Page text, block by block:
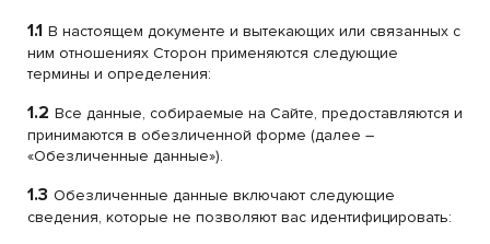
1.1 В настоящем документе и вытекающих или связанных с
ним отношениях Сторон применяются следующие
термины и определения:
1.2 Все данные, собираемые на Сайте, предоставляются и
принимаются в обезличенной форме (далее –
«Обезличенные данные»).
1.3 Обезличенные данные включают следующие
сведения, которые не позволяют вас идентифицировать: